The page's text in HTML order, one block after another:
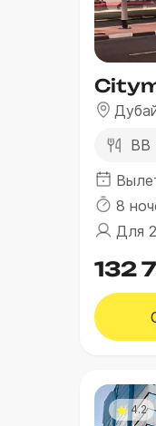
BB
8
Для
132
4.2